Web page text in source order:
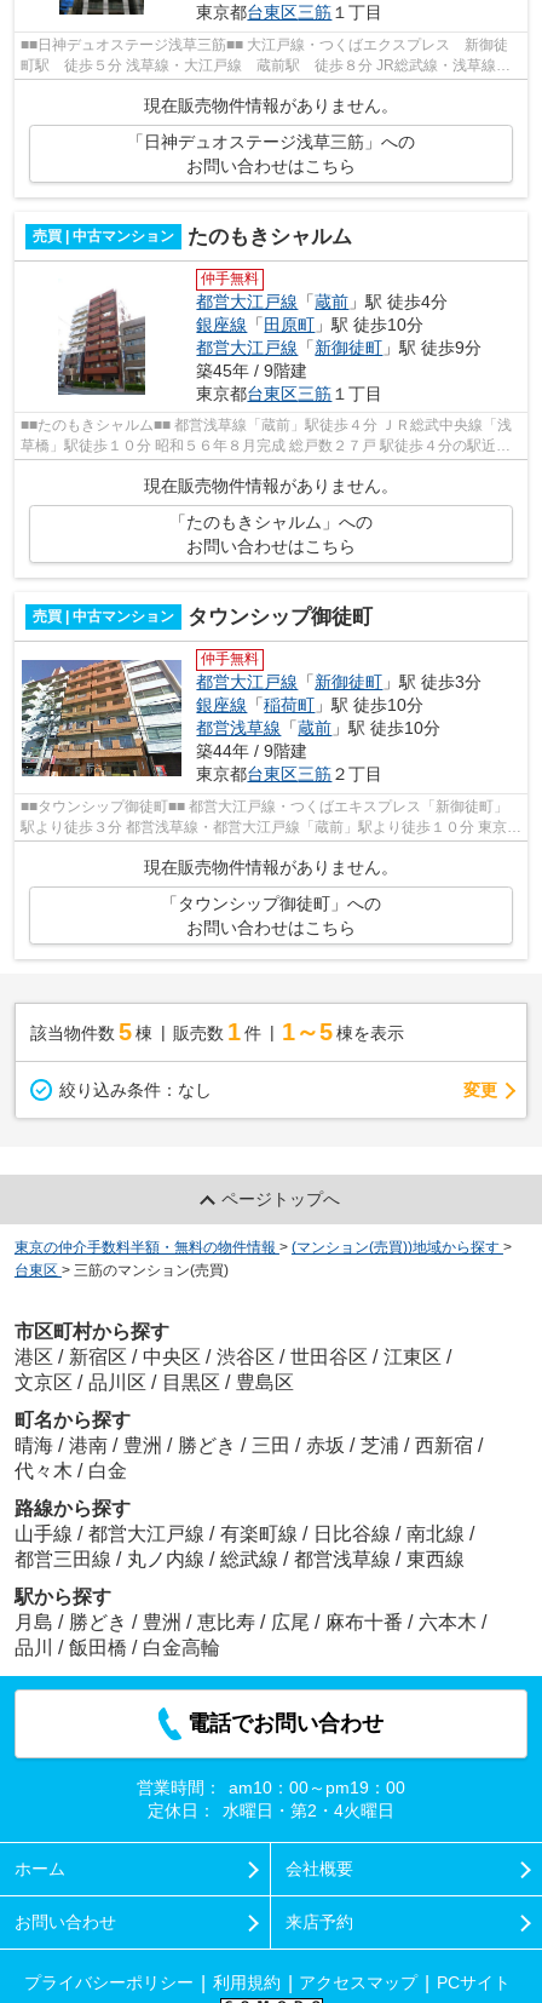
東京都台東区三筋 １丁目
■■日神デュオステージ浅草三筋■■ 大江戸線・つくばエクスプレス 新御徒
町駅 徒歩５分 浅草線・大江戸線 蔵前駅 徒歩８分 JR総武線・浅草線
浅草橋駅 徒歩９分 日比谷線 仲御徒...
現在販売物件情報がありません。
「日神デュオステージ浅草三筋」への
お問い合わせはこちら
売買 | 中古マンション たのもきシャルム
仲手無料
都営大江戸線 「蔵前 」駅 徒歩4分
銀座線 「田原町 」駅 徒歩10分
都営大江戸線 「新御徒町 」駅 徒歩9分
築45年 / 9階建
東京都台東区三筋 １丁目
■■たのもきシャルム■■ 都営浅草線「蔵前」駅徒歩４分 ＪＲ総武中央線「浅
草橋」駅徒歩１０分 昭和５６年８月完成 総戸数２７戸 駅徒歩４分の駅近立
現在販売物件情報がありません。
「たのもきシャルム」への
お問い合わせはこちら
売買 | 中古マンション タウンシップ御徒町
仲手無料
都営大江戸線 「新御徒町 」駅 徒歩3分
銀座線 「稲荷町 」駅 徒歩10分
都営浅草線 「蔵前 」駅 徒歩10分
築44年 / 9階建
東京都台東区三筋２丁目
■■タウンシップ御徒町■■ 都営大江戸線・つくばエキスプレス「新御徒町」
駅より徒歩３分 都営浅草線・都営大江戸線「蔵前」駅より徒歩１０分 東京メ
現在販売物件情報がありません。
「タウンシップ御徒町」への
お問い合わせはこちら
該当物件数 5棟 販売数 1 件 1～5 棟を表示
絞り込み条件： なし 変更
ページトップへ
東京の仲介手数料半額・無料の物件情報 > (マンション(売買))地域から探す >
台東区 > 三筋のマンション(売買)
市区町村から探す
港区 / 新宿区 / 中央区 / 渋谷区 / 世田谷区 / 江東区 /
文京区 / 品川区 / 目黒区 / 豊島区
町名から探す
晴海 / 港南 / 豊洲 / 勝どき / 三田 / 赤坂 / 芝浦 / 西新宿 /
代々木 / 白金
路線から探す
山手線 / 都営大江戸線 / 有楽町線 / 日比谷線 / 南北線 /
都営三田線 / 丸ノ内線 / 総武線 / 都営浅草線 / 東西線
駅から探す
月島 / 勝どき / 豊洲 / 恵比寿 / 広尾 / 麻布十番 / 六本木 /
品川
/ 飯田橋 / 白金高輪
電話でお問い合わせ
営業時間：
am10：00～pm19：00
定休日：
水曜日・第2・4火曜日
ホーム 会社概要
お問い合わせ 来店予約
プライバシーポリシー 利用規約 アクセスマップ PCサイト